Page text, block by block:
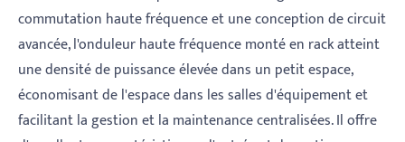
commutation haute fréquence et une conception de circuit
avancée, l'onduleur haute fréquence monté en rack atteint
une densité de puissance élevée dans un petit espace,
économisant de l'espace dans les salles d'équipement et
facilitant la gestion et la maintenance centralisées. Il offre